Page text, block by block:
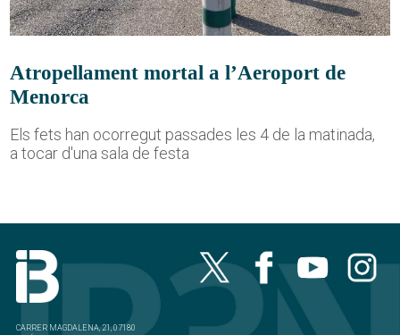
Atropellament mortal a l’Aeroport de
Menorca
Els fets han ocorregut passades les 4 de la matinada,
a tocar d'una sala de festa
CARRER MAGDALENA, 21, 07180